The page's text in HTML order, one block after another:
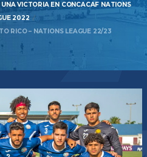
VICTORIA EN CONCACAF NATIONS
2022
RICO – NATIONS LEAGUE 22/23